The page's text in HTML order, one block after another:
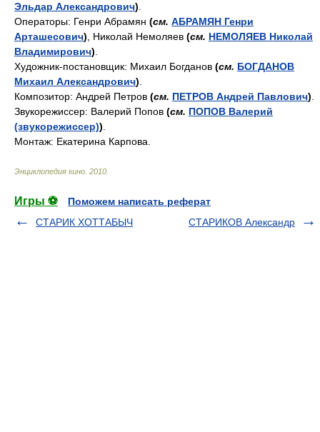
Эльдар Александрович)
Операторы: Генри Абрамян (см. АБРАМЯН Генри
Арташесович) , Николай Немоляев (см. НЕМОЛЯЕВ Николай
Владимирович)
Художник-постановщик: Михаил Богданов (см. БОГДАНОВ
Михаил Александрович)
Композитор: Андрей Петров (см. ПЕТРОВ Андрей Павлович)
Звукорежиссер: Валерий Попов (см. ПОПОВ Валерий
(звукорежиссер))
Монтаж: Екатерина Карпова.
Энциклопедия кино 2010
Игры ⚽
Поможем написать реферат
СТАРИК ХОТТАБЫЧ
СТАРИКОВ Александр